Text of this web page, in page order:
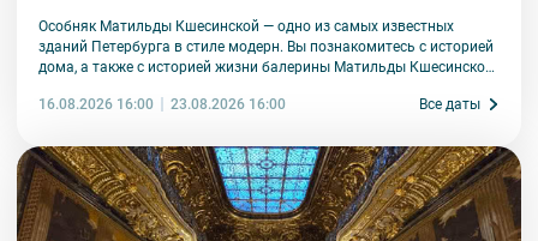
Особняк Матильды Кшесинской — одно из самых известных
зданий Петербурга в стиле модерн. Вы познакомитесь с историей
дома, а также с историей жизни балерины Матильды Кшесинской.
Романовых, как складывалась артистическая карьера, какая
16.08.2026 16:00 23.08.2026 16:00 Все даты